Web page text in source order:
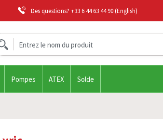
Des questions? +33 6 44 63 44 90(English)
Pompes ATEX Solde